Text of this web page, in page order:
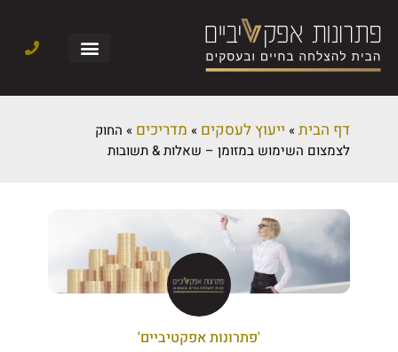
דף הבית» ייעוץ לעסקים » מדריכים » החוק
לצמצום השימוש במזומן – שאלות & תשובות
'פתרונות אפקטיביים'